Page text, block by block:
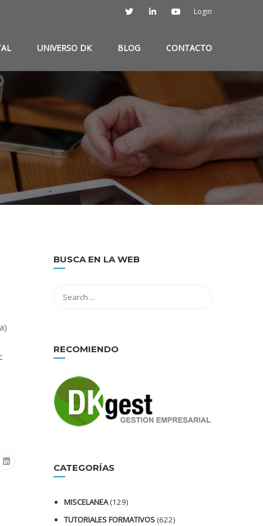
Login
UNIVERSO DK BLOG CONTACTO
BUSCA EN LA WEB
RECOMIENDO
CATEGORÍAS
MISCELANEA(129)
TUTORIALES FORMATIVOS(622)